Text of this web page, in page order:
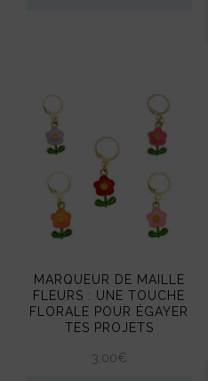
plusieurs
variations.
Les
options
peuvent
choisies
sur
la
MARQUEUR DE MAILLE
FLEURS : UNE TOUCHE
FLORALE POUR ÉGAYER
TES PROJETS
3,00€